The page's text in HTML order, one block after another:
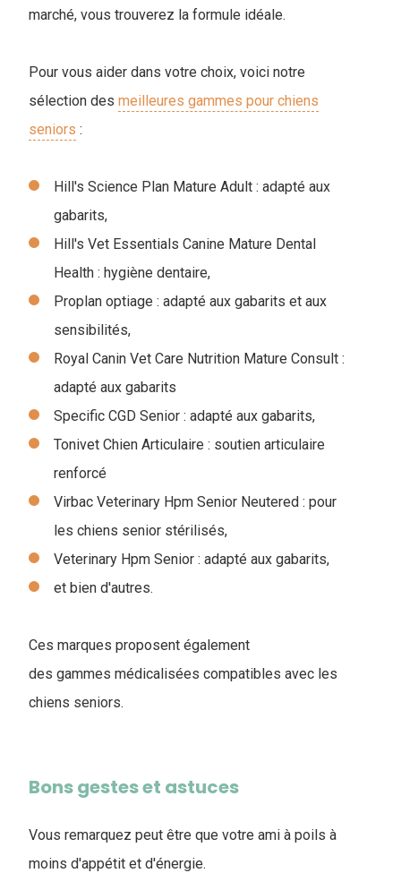
marché, vous trouverez la formule idéale.
Pour vous aider dans votre choix, voici notre
sélection des meilleures gammes pour chiens
seniors :
Hill's Science Plan Mature Adult : adapté aux
gabarits,
Hill's Vet Essentials Canine Mature Dental
Health : hygiène dentaire,
Proplan optiage : adapté aux gabarits et aux
sensibilités,
Royal Canin Vet Care Nutrition Mature Consult :
adapté aux gabarits
Specific CGD Senior : adapté aux gabarits,
Tonivet Chien Articulaire : soutien articulaire
renforcé
Virbac Veterinary Hpm Senior Neutered : pour
les chiens senior stérilisés,
Veterinary Hpm Senior : adapté aux gabarits,
et bien d'autres.
Ces marques proposent également
des gammes médicalisées compatibles avec les
chiens seniors.
Bons gestes et astuces
Vous remarquez peut être que votre ami à poils à
moins d'appétit et d'énergie.